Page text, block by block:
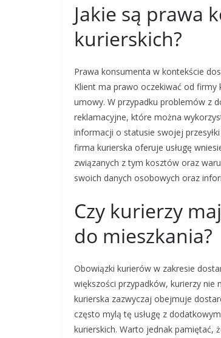
Jakie są prawa
kurierskich?
Prawa konsumenta w kontekście
Klient ma prawo oczekiwać od firmy
umowy. W przypadku problemów z
reklamacyjne, które można
informacji o statusie swojej
firma kurierska oferuje usługę
związanych z tym kosztów oraz
swoich danych osobowych oraz
Czy kurierzy
do mieszkania?
Obowiązki kurierów w zakresie
większości przypadków, kurierzy nie
kurierska zazwyczaj obejmuje
często mylą tę usługę z
kurierskich. Warto jednak pamiętać,